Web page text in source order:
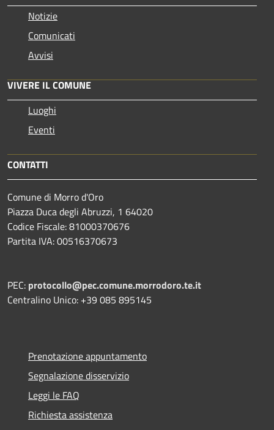
Notizie
Comunicati
Avvisi
VIVERE IL COMUNE
Luoghi
Eventi
CONTATTI
Comune di Morro d'Oro
Piazza Duca degli Abruzzi, 1 64020
Codice Fiscale: 81000370676
Partita IVA: 00516370673
PEC: protocollo@pec.comune.morrodoro.te.it
Centralino Unico: +39 085 895145
Prenotazione appuntamento
Segnalazione disservizio
Leggi le FAQ
Richiesta assistenza